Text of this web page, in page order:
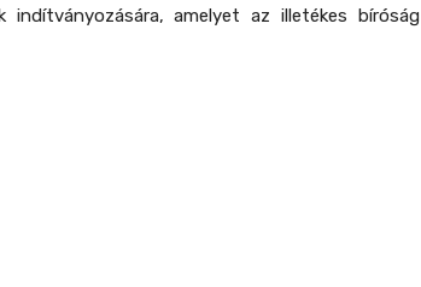
amelyet az illetékes bíróság